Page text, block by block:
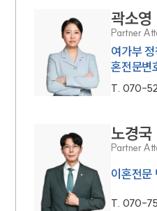
곽소영
Partner
여가부
혼전문변
T. 070-
노경국
Partner
이혼전문
T. 070-